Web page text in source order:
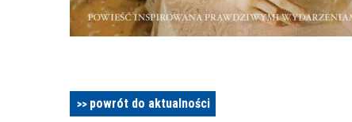
powrót do aktualności